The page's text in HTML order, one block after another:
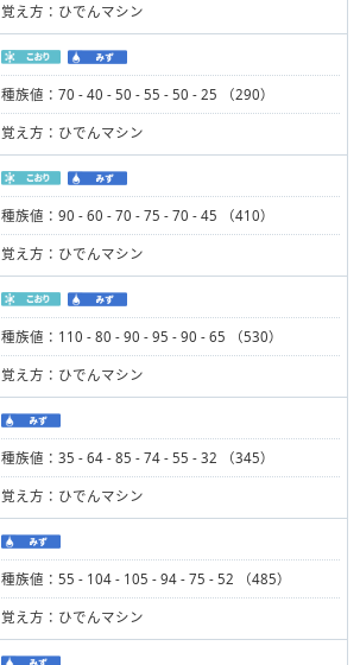
覚え方：ひでんマシン
種族値：70 - 40 - 50 - 55 - 50 - 25 （290）
覚え方：ひでんマシン
種族値：90 - 60 - 70 - 75 - 70 - 45 （410）
覚え方：ひでんマシン
種族値：110 - 80 - 90 - 95 - 90 - 65 （530）
覚え方：ひでんマシン
種族値：35 - 64 - 85 - 74 - 55 - 32 （345）
覚え方：ひでんマシン
種族値：55 - 104 - 105 - 94 - 75 - 52 （485）
覚え方：ひでんマシン